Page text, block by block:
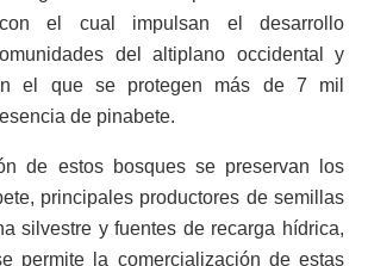
con el cual impulsan el desarrollo
del altiplano occidental y
el que se protegen más de 7 mil
de pinabete.
de estos bosques se preservan los
principales productores de semillas
silvestre y fuentes de recarga hídrica,
permite la comercialización de estas